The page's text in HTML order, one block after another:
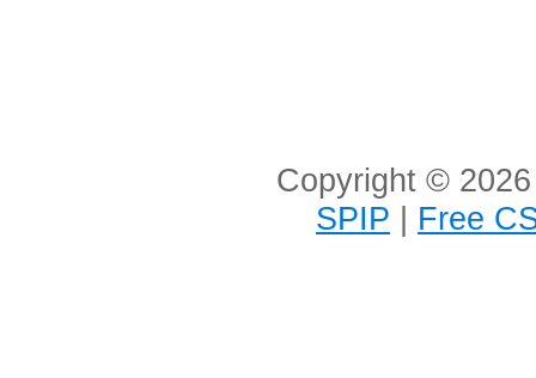
Copyright ©
SPIP | Free